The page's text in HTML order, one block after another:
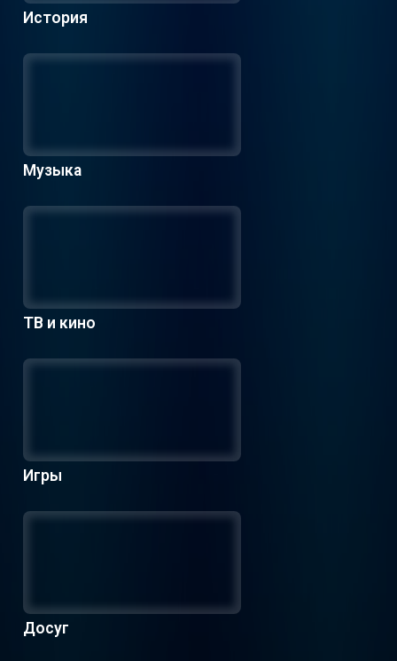
История
Музыка
ТВ и кино
Игры
Досуг